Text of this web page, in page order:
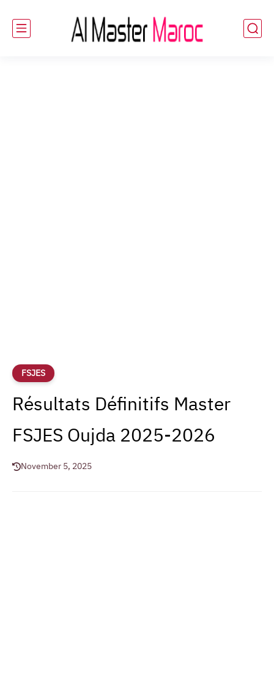
FSJES
Résultats Définitifs Master
FSJES Oujda 2025-2026
November 5, 2025